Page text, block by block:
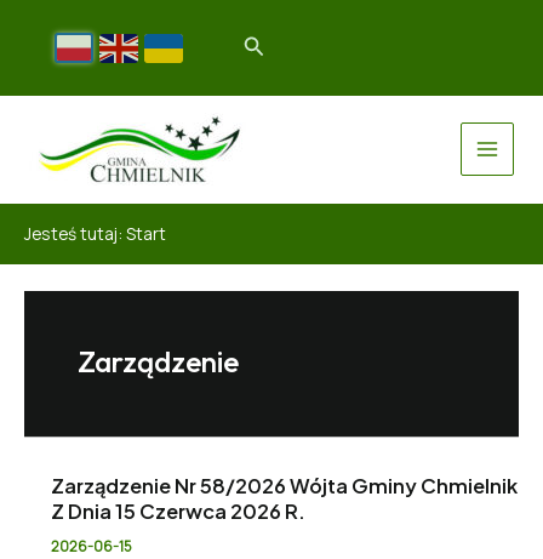
Jesteś tutaj: Start
Zarządzenie
Zarządzenie Nr 58/2026 Wójta Gminy Chmielnik
Z Dnia 15 Czerwca 2026 R.
2026-06-15